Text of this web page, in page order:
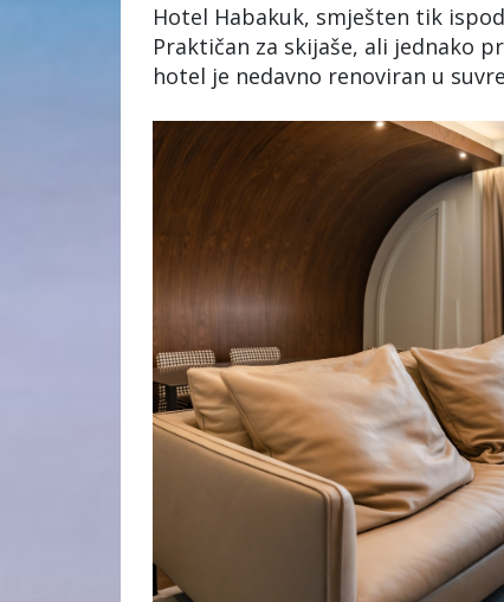
Hotel Habakuk, smješten tik
Praktičan za skijaše, ali jednako
hotel je nedavno renoviran u